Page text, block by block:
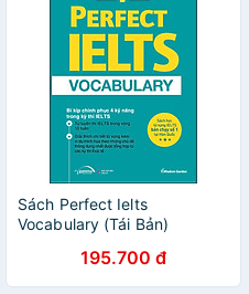
Sách Perfect Ielts
Vocabulary (Tái Bản)
195.700 đ